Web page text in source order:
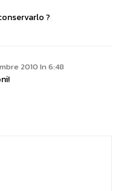
?
2010 In 6:48